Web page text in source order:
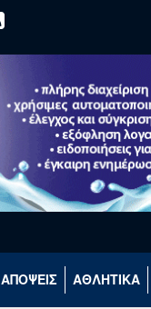
ΑΠΟΨΕΙΣ ΑΘΛΗΤΙΚΑ